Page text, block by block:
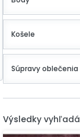
Košele
Súpravy oblečenia
Výsledky